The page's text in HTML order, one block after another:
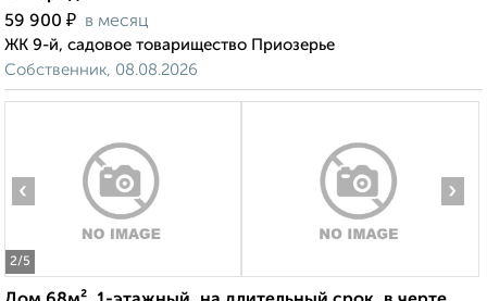
59 900 ₽ в месяц
ЖК 9-й, садовое товарищество Приозерье
Собственник, 08.08.2026
2/5
‹ ›